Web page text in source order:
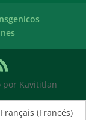
por Kavititlan
Français (Francés)